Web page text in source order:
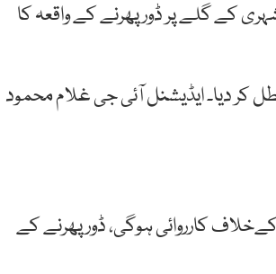
کے گلے پر ڈور پھرنے کے واقعہ کا
کر دیا۔ ایڈیشنل آئی جی غلام محمود
کارروائی ہوگی، ڈور پھرنے کے